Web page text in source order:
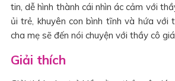
tin, dễ hình thành cái nhìn ác cảm với
ủi trẻ, khuyên con bình tĩnh và hứa với
cha mẹ sẽ đến nói chuyện với thầy cô
Giải thích